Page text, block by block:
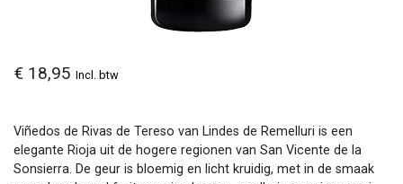
€ 18,95 Incl. btw
Viñedos de Rivas de Tereso van Lindes de Remelluri is een
elegante Rioja uit de hogere regionen van San Vicente de la
Sonsierra. De geur is bloemig en licht kruidig, met in de smaak